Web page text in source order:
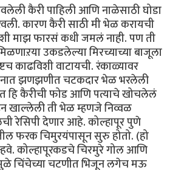
कैरी पाहिली आणि नाळेसाठी घोडा
कारण कैरी साठी मी भेळ करायची
माझ फारसं कधी जमलं नाही. पण ती
उकडलेल्या मिरच्याच्या बाजूला
काढविशी वाटायची. रंकाळ्यावर
झणझणीत चटकदार भेळ भरलेली
हि कैरीची फोड आणि पत्याचे खोचलेलं
खाल्लेली ती भेळ म्हणजे निव्वळ
रेसिपी देणार आहे. कोल्हापूर पुणे
फरक चिमुरयंपासून सुरु होतो. (हो
कोल्हापूरकडचे चिरमुरे गोल आणि
चिंचेच्या चटणीत भिजून लगेच मऊ